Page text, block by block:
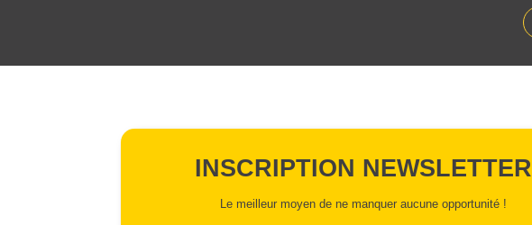
INSCRIPTION NEWSLETTER
Le meilleur moyen de ne manquer aucune opportunité !